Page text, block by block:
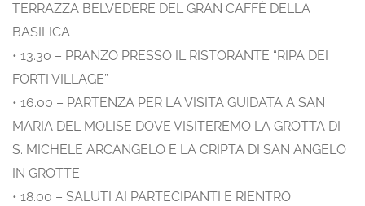
TERRAZZA BELVEDERE DEL GRAN CAFFÈ DELLA
BASILICA
• 13.30 – PRANZO PRESSO IL RISTORANTE “RIPA DEI
FORTI VILLAGE”
• 16.00 – PARTENZA PER LA VISITA GUIDATA A SAN
MARIA DEL MOLISE DOVE VISITEREMO LA GROTTA DI
S. MICHELE ARCANGELO E LA CRIPTA DI SAN ANGELO
IN GROTTE
• 18.00 – SALUTI AI PARTECIPANTI E RIENTRO